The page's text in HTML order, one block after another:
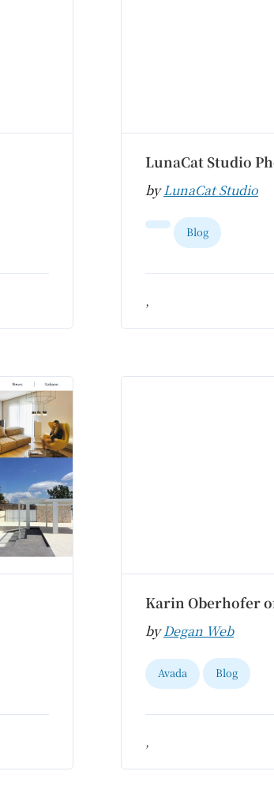
LunaCat Studio
byLunaCat Studio
Blog
,
Karin Oberhofer
byDegan Web
Avada Blog
,